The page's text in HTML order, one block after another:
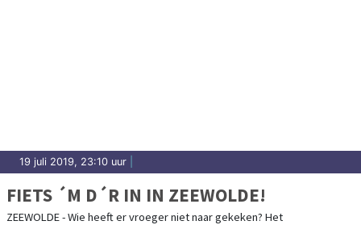
19 juli 2019, 23:10 uur
FIETS ´M D´R IN IN ZEEWOLDE!
ZEEWOLDE - Wie heeft er vroeger niet naar gekeken? Het